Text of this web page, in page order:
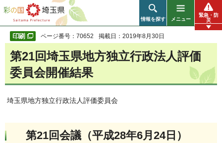
彩の国 埼玉県
情報を探す メニュー
緊急・防
災
ページ番号：70652 掲載日：2019年8月30日
第21回埼玉県地方独立行政法人評価
委員会開催結果
埼玉県地方独立行政法人評価委員会
第21回会議（平成28年6月24日）